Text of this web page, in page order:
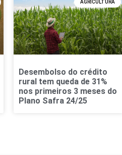
AGRICULTURA
Desembolso do crédito
rural tem queda de 31%
nos primeiros 3 meses do
Plano Safra 24/25